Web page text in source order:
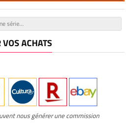
ACHATS
nous générer une commission